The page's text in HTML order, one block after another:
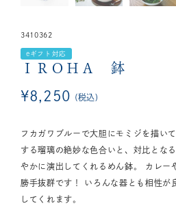
3410362
eギフト対応
ＩＲＯＨＡ 鉢
¥8,250 税込
フカガワブルーで大胆にモミジを描い
する瑠璃の絶妙な色合いと、対比とな
やかに演出してくれるめん鉢。 カレー
勝手抜群です！ いろんな器とも相性が
してくれます。